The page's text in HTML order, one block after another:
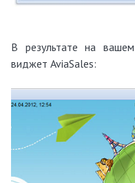
В результате на
виджет AviaSales: